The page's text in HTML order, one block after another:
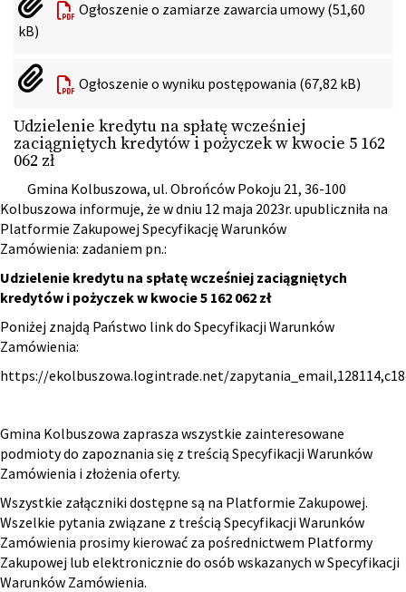
Ogłoszenie o zamiarze zawarcia umowy (51,60
kB)
Ogłoszenie o wyniku postępowania (67,82 kB)
Udzielenie kredytu na spłatę wcześniej
zaciągniętych kredytów i pożyczek w kwocie 5 162
062 zł
Gmina Kolbuszowa, ul. Obrońców Pokoju 21, 36-100
Kolbuszowa informuje, że w dniu 12 maja 2023r. upubliczniła na
Platformie Zakupowej Specyfikację Warunków
Zamówienia: zadaniem pn.:
Udzielenie kredytu na spłatę wcześniej zaciągniętych
kredytów i pożyczek w kwocie 5 162 062 zł
Poniżej znajdą Państwo link do Specyfikacji Warunków
Zamówienia:
https://ekolbuszowa.logintrade.net/
Gmina Kolbuszowa zaprasza wszystkie zainteresowane
podmioty do zapoznania się z treścią Specyfikacji Warunków
Zamówienia i złożenia oferty.
Wszystkie załączniki dostępne są na Platformie Zakupowej.
Wszelkie pytania związane z treścią Specyfikacji Warunków
Zamówienia prosimy kierować za pośrednictwem Platformy
Zakupowej lub elektronicznie do osób wskazanych w Specyfikacji
Warunków Zamówienia.